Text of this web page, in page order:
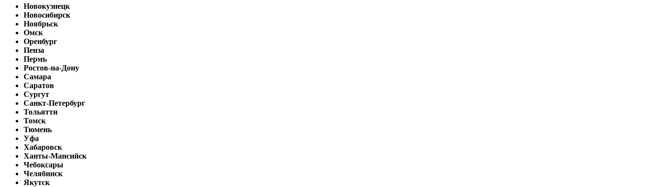
Новокузнецк
Новосибирск
Ноябрьск
Омск
Оренбург
Пенза
Пермь
Ростов-на-Дону
Самара
Саратов
Сургут
Санкт-Петербург
Тольятти
Томск
Тюмень
Уфа
Хабаровск
Ханты-Мансийск
Чебоксары
Челябинск
Якутск